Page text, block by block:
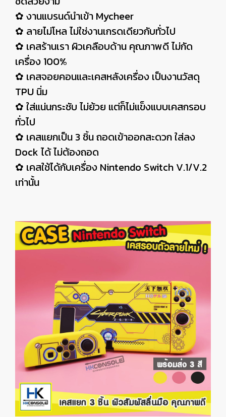
✿ งานแบรนด์นำเข้า Mycheer
✿ ลายไม่โหล ไม่ใช่งานเกรดเดียวกับทั่วไป
✿ เคสร้านเรา ผิวเคลือบด้าน คุณภาพดี ไม่กัด
เครื่อง 100%
✿ เคสจอยคอนและเคสหลังเครื่อง เป็นงานวัสดุ
TPU นิ่ม
✿ ใส่แน่นกระชับ ไม่ย้วย แต่ก็ไม่แข็งแบบเคสกรอบ
ทั่วไป
✿ เคสแยกเป็น 3 ชิ้น ถอดเข้าออกสะดวก ใส่ลง
Dock ได้ ไม่ต้องถอด
✿ เคสใช้ได้กับเครื่อง Nintendo Switch V.1/V.2
เท่านั้น